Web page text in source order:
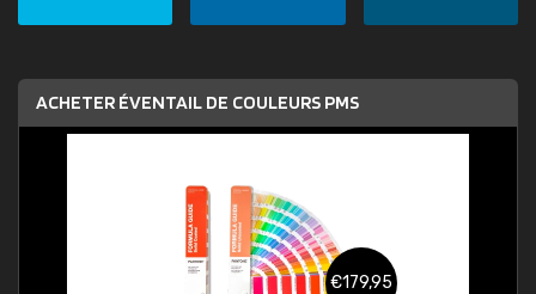
ACHETER ÉVENTAIL DE COULEURS PMS
€179,95